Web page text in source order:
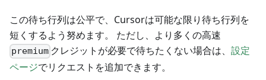
この待ち行列は公平で、Cursorは可能な限り待ち行列を
短くするよう努めます。 ただし、より多くの高速
premium クレジットが必要で待ちたくない場合は、設定
ページでリクエストを追加できます。